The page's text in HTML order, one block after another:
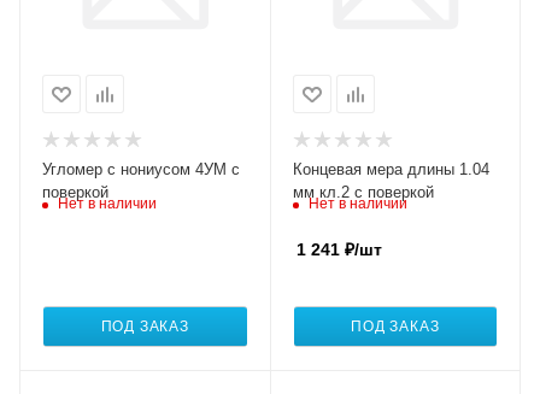
Угломер c нониусом 4УМ с
поверкой
Нет в наличии
ПОД ЗАКАЗ
Концевая мера длины 1.04
мм кл.2 с поверкой
Нет в наличии
1 241₽/шт
ПОД ЗАКАЗ